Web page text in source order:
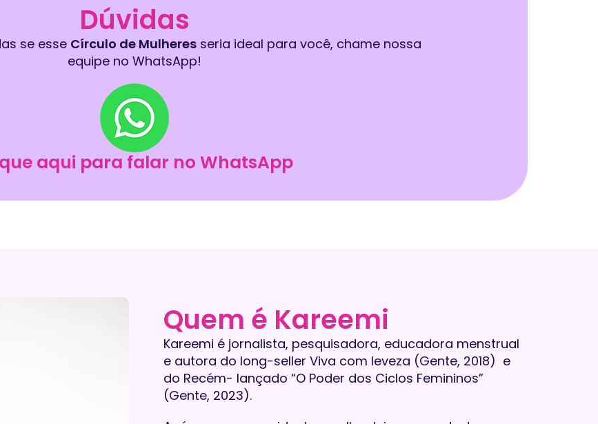
Dúvidas
se esse Círculo de Mulheresseria ideal para você, chame nossa
equipe no WhatsApp!
aqui para falar no WhatsApp
Quem é Kareemi
Kareemi é jornalista, pesquisadora, educadora menstrual
e autora do long-seller Viva com leveza (Gente, 2018) e
do Recém- lançado “O Poder dos Ciclos Femininos”
(Gente, 2023).